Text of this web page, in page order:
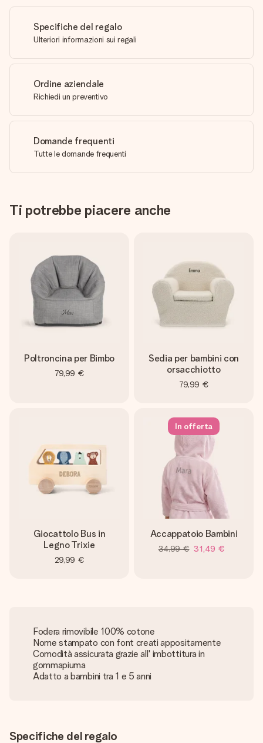
Specifiche del regalo
Ulteriori informazioni sui regali
Ordine aziendale
Richiedi un preventivo
Domande frequenti
Tutte le domande frequenti
Ti potrebbe piacere anche
Poltroncina per Bimbo
79,99 €
Sedia per bambini con
orsacchiotto
79,99 €
Giocattolo Bus in
Legno Trixie
29,99 €
In offerta
Accappatoio Bambini
34,99 € 31,49 €
Fodera rimovibile 100% cotone
Nome stampato con font creati appositamente
Comodità assicurata grazie all' imbottitura in
gommapiuma
Adatto a bambini tra 1 e 5 anni
Specifiche del regalo